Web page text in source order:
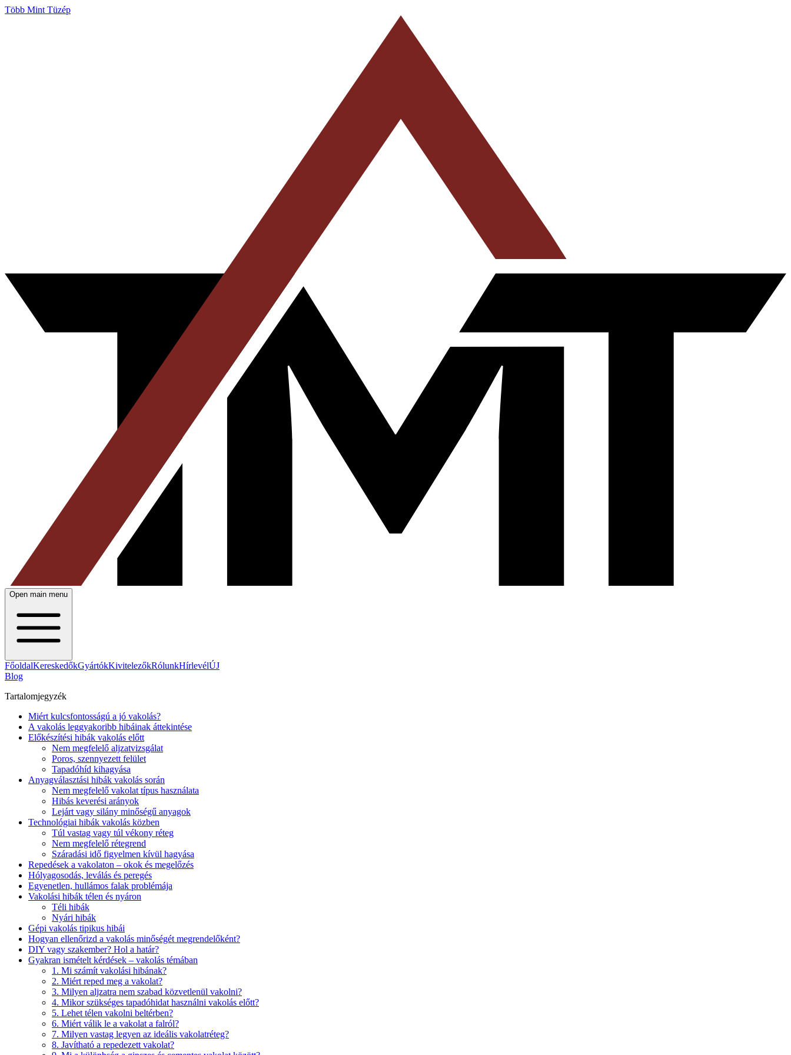
Több Mint Tüzép
Open main menu
FőoldalKereskedőkGyártókKivitelezőkRólunkHírlevélÚJ
Blog
Tartalomjegyzék
Miért kulcsfontosságú a jó vakolás?
A vakolás leggyakoribb hibáinak áttekintése
Előkészítési hibák vakolás előtt
Nem megfelelő aljzatvizsgálat
Poros, szennyezett felület
Tapadóhíd kihagyása
Anyagválasztási hibák vakolás során
Nem megfelelő vakolat típus használata
Hibás keverési arányok
Lejárt vagy silány minőségű anyagok
Technológiai hibák vakolás közben
Túl vastag vagy túl vékony réteg
Nem megfelelő rétegrend
Száradási idő figyelmen kívül hagyása
Repedések a vakolaton – okok és megelőzés
Hólyagosodás, leválás és peregés
Egyenetlen, hullámos falak problémája
Vakolási hibák télen és nyáron
Téli hibák
Nyári hibák
Gépi vakolás tipikus hibái
Hogyan ellenőrizd a vakolás minőségét megrendelőként?
DIY vagy szakember? Hol a határ?
Gyakran ismételt kérdések – vakolás témában
1. Mi számít vakolási hibának?
2. Miért reped meg a vakolat?
3. Milyen aljzatra nem szabad közvetlenül vakolni?
4. Mikor szükséges tapadóhidat használni vakolás előtt?
5. Lehet télen vakolni beltérben?
6. Miért válik le a vakolat a falról?
7. Milyen vastag legyen az ideális vakolatréteg?
8. Javítható a repedezett vakolat?